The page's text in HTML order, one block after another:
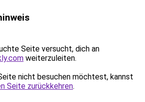
Seite versucht, dich an
weiterzuleiten.
nicht besuchen möchtest, kannst
Seite zurückkehren.